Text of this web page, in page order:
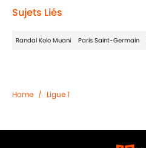
Sujets Liés
Randal Kolo Muani Paris Saint-Germain
Home / Ligue 1